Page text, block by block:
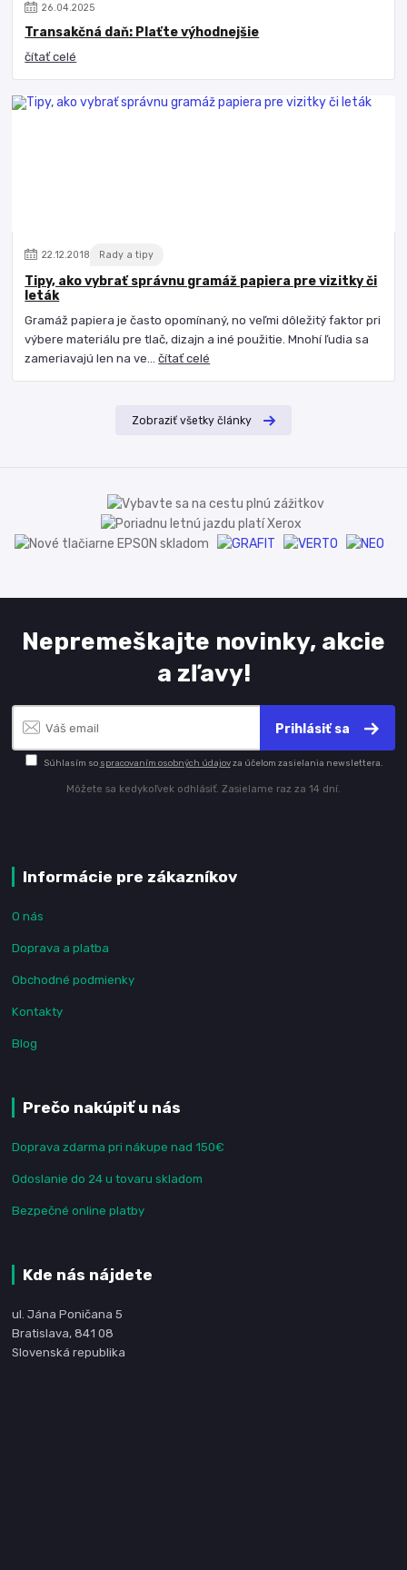
26.04.2025
Transakčná daň: Plaťte výhodnejšie
čítať celé
22.12.2018 Rady a tipy
Tipy, ako vybrať správnu gramáž papiera pre vizitky či
leták
Gramáž papiera je často opomínaný, no veľmi dôležitý faktor pri
výbere materiálu pre tlač, dizajn a iné použitie. Mnohí ľudia sa
zameriavajú len na ve...čítať celé
Zobraziť všetky články
Nepremeškajte novinky, akcie
a zľavy!
Prihlásiť sa
Súhlasím so spracovaním osobných údajovza účelom zasielania newslettera.
Môžete sa kedykoľvek odhlásiť. Zasielame raz za 14 dní.
Informácie pre zákazníkov
O nás
Doprava a platba
Obchodné podmienky
Kontakty
Blog
Prečo nakúpiť u nás
Doprava zdarma pri nákupe nad 150€
Odoslanie do 24 u tovaru skladom
Bezpečné online platby
Kde nás nájdete
ul. Jána Poničana 5
Bratislava, 841 08
Slovenská republika